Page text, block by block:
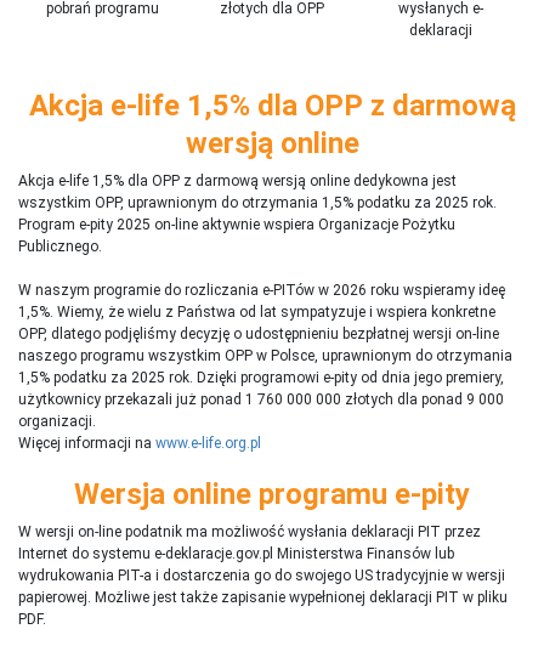
pobrań programu
złotych dla OPP
wysłanych e-
deklaracji
Akcja e-life 1,5% dla OPP z darmową
wersją online
Akcja e-life 1,5% dla OPP z darmową wersją online dedykowna jest
wszystkim OPP, uprawnionym do otrzymania 1,5% podatku za 2025 rok.
Program e-pity 2025 on-line aktywnie wspiera Organizacje Pożytku
Publicznego.
W naszym programie do rozliczania e-PITów w 2026 roku wspieramy ideę
1,5%. Wiemy, że wielu z Państwa od lat sympatyzuje i wspiera konkretne
OPP, dlatego podjęliśmy decyzję o udostępnieniu bezpłatnej wersji on-line
naszego programu wszystkim OPP w Polsce, uprawnionym do otrzymania
1,5% podatku za 2025 rok. Dzięki programowi e-pity od dnia jego premiery,
użytkownicy przekazali już ponad 1 760 000 000 złotych dla ponad 9 000
organizacji.
Więcej informacji na www.e-life.org.pl
Wersja online programu e-pity
W wersji on-line podatnik ma możliwość wysłania deklaracji PIT przez
Internet do systemu e-deklaracje.gov.pl Ministerstwa Finansów lub
wydrukowania PIT-a i dostarczenia go do swojego US tradycyjnie w wersji
papierowej. Możliwe jest także zapisanie wypełnionej deklaracji PIT w pliku
PDF.